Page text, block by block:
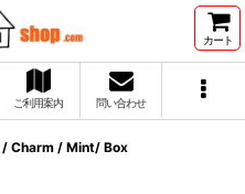
カート
ご利用案内 問い合わせ
/ Charm / Mint/ Box